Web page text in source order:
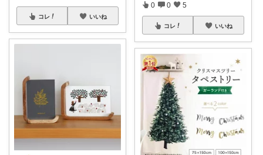
コレ いいね
0 0 5
コレ いいね